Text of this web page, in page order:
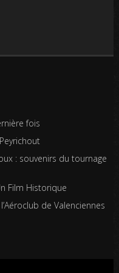
fois
: souvenirs du tournage
Film Historique
de Valenciennes